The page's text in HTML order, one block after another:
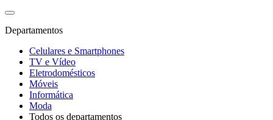
Departamentos
Celulares e Smartphones
TV e Vídeo
Eletrodomésticos
Móveis
Informática
Moda
Todos os departamentos